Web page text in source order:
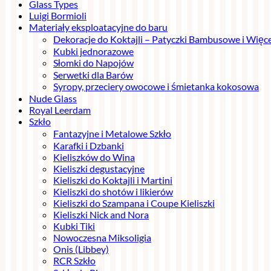
Glass Types
Luigi Bormioli
Materiały eksploatacyjne do baru
Dekoracje do Koktajli – Patyczki Bambusowe i
Kubki jednorazowe
Słomki do Napojów
Serwetki dla Barów
Syropy, przeciery owocowe i śmietanka kokosowa
Nude Glass
Royal Leerdam
Szkło
Fantazyjne i Metalowe Szkło
Karafki i Dzbanki
Kieliszków do Wina
Kieliszki degustacyjne
Kieliszki do Koktajli i Martini
Kieliszki do shotów i likierów
Kieliszki do Szampana i Coupe Kieliszki
Kieliszki Nick and Nora
Kubki Tiki
Nowoczesna Miksoligia
Onis (Libbey)
RCR Szkło